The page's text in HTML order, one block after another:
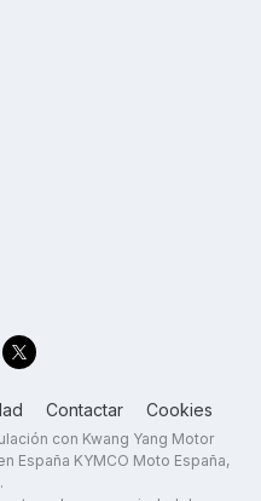
Contactar Cookies
con Kwang Yang Motor
España KYMCO Moto España,